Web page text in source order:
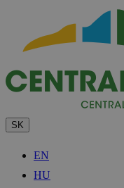
SK
EN
HU